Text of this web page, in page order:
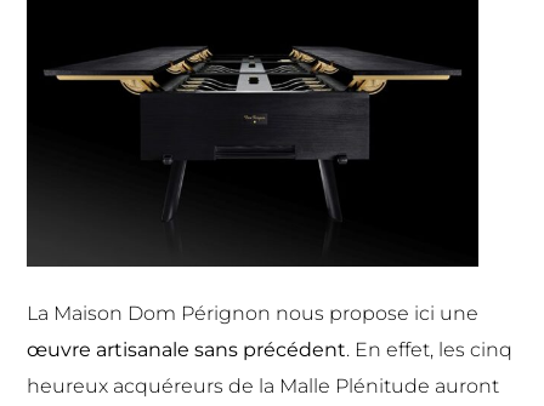
La Maison Dom Pérignon nous propose ici une
œuvre artisanale sans précédent. En effet, les cinq
heureux acquéreurs de la Malle Plénitude auront